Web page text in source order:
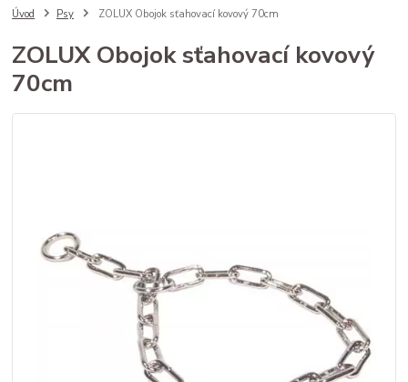
Úvod Psy ZOLUX Obojok sťahovací kovový 70cm
ZOLUX Obojok sťahovací kovový
70cm